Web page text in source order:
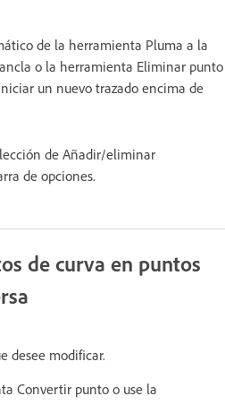
de la herramienta Pluma a la
o la herramienta Eliminar punto
un nuevo trazado encima de
de Añadir/eliminar
de opciones.
de curva en puntos
desee modificar.
Convertir punto o use la